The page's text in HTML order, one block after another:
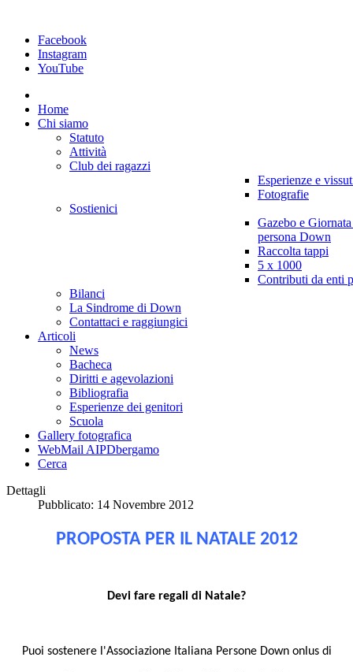
Facebook
Instagram
YouTube
Home
Chi siamo
Statuto
Attività
Club dei ragazzi
Esperienze e
Fotografie
Sostienici
Gazebo e
persona Down
Raccolta tappi
5 x 1000
Contributi da enti
Bilanci
La Sindrome di Down
Contattaci e raggiungici
Articoli
News
Bacheca
Diritti e agevolazioni
Bibliografia
Esperienze dei genitori
Scuola
Gallery fotografica
WebMail AIPDbergamo
Cerca
Dettagli
Pubblicato: 14 Novembre 2012
PROPOSTA PER IL NATALE 2012
Devi fare regali di Natale?
Puoi sostenere l'Associazione Italiana Persone Down onlus di